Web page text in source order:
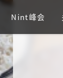
Nint峰会